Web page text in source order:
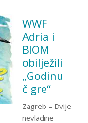
WWF
Adria i
BIOM
obilježili
„Godinu
čigre“
Zagreb – Dvije
nevladine